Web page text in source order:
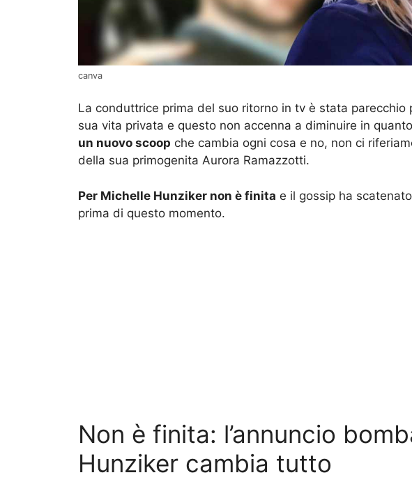
canva
La conduttrice prima del suo ritorno in tv è stata parecchio
sua vita privata e questo non accenna a diminuire in
un nuovo scoop che cambia ogni cosa e no, non ci
della sua primogenita Aurora Ramazzotti.
Per Michelle Hunziker non è finita e il gossip ha
prima di questo momento.
Non è finita: l’annuncio
Hunziker cambia tutto